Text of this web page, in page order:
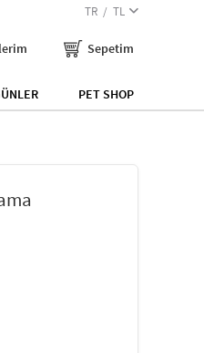
TR TL
Sepetim
PET SHOP